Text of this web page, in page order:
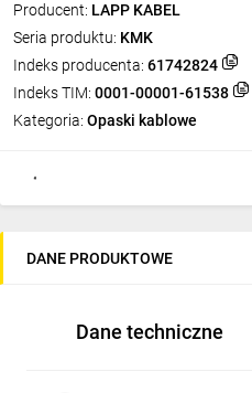
Producent: LAPP KABEL
Seria produktu: KMK
Indeks producenta: 61742824
Indeks TIM: 0001-00001-61538
Kategoria: Opaski kablowe
DANE PRODUKTOWE
Dane techniczne